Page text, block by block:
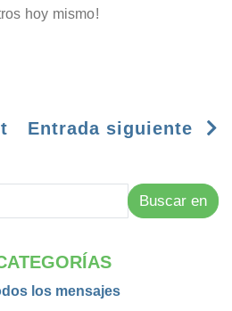
hoy mismo!
Entrada siguiente
Buscar en
los mensajes